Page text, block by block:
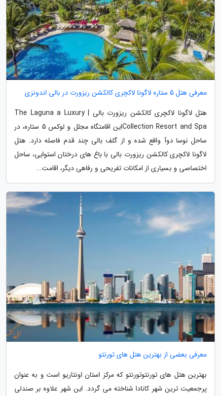
معرفی هتل 5 ستاره لاگونا لاکچری کالکشن ریزورت در بالی اندونزی
هتل لاگونا لاکچری کالکشن ریزورت بالی | The Laguna a Luxury
Collection Resort and Spaاین اقامتگاه مجلل و لوکس 5 ستاره، در
ساحل نوسا دوآ واقع شده و از گلف بالی چند قدم فاصله دارد. هتل
لاگونا لاکچری کالکشن ریزورت بالی با باغ های درختان استوایی، ساحل
اختصاصی و بسیاری از امکانات تفریحی و رفاهی دیگر، اقامت...
معرفی بعضی از بهترین هتل های تورنتو
بهترین هتل های تورنتوتورنتو که مرکز استان اونتاریو است و به عنوان
پرجمعیت ترین شهر کانادا شناخته می گردد. این شهر علاوه بر صندلی